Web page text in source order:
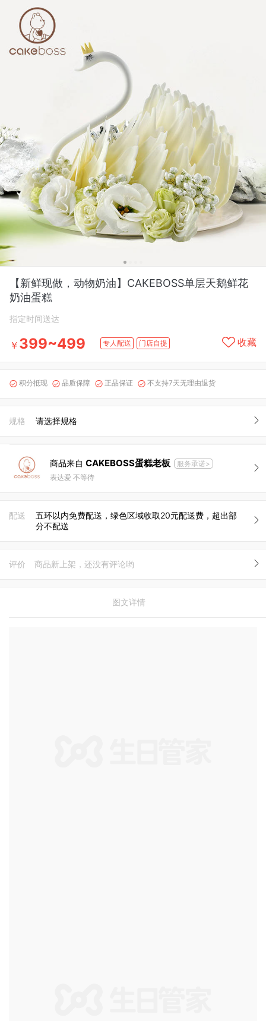
【新鲜现做，动物奶油】CAKEBOSS单层天鹅鲜花
奶油蛋糕
指定时间送达
￥ 399~499 专人配送 门店自提 收藏
 积分抵现  品质保障  正品保证  不支持7天无理由退货
规格 请选择规格
商品来自 CAKEBOSS蛋糕老板
服务承诺>
表达爱 不等待
配送
五环以内免费配送，绿色区域收取20元配送费，超出部
分不配送
评价 商品新上架，还没有评论哟
图文详情